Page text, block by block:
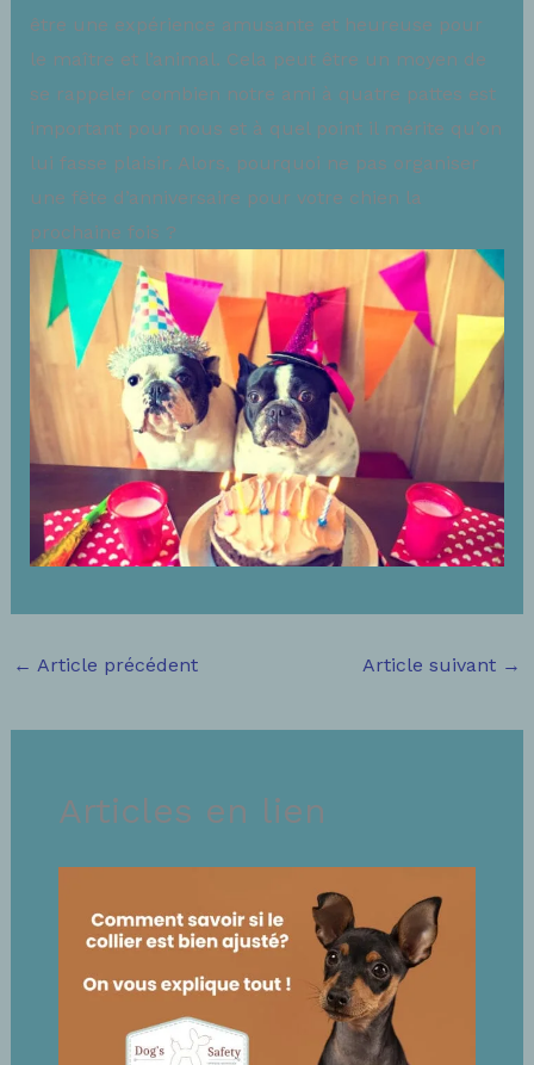
être une expérience amusante et heureuse pour
le maître et l’animal. Cela peut être un moyen de
se rappeler combien notre ami à quatre pattes est
important pour nous et à quel point il mérite qu’on
lui fasse plaisir. Alors, pourquoi ne pas organiser
une fête d’anniversaire pour votre chien la
prochaine fois ?
← Article précédent Article suivant →
Articles en lien